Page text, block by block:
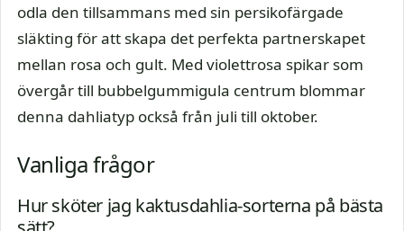
odla den tillsammans med sin persikofärgade
släkting för att skapa det perfekta partnerskapet
mellan rosa och gult. Med violettrosa spikar som
övergår till bubbelgummigula centrum blommar
denna dahliatyp också från juli till oktober.
Vanliga frågor
Hur sköter jag kaktusdahlia-sorterna på bästa